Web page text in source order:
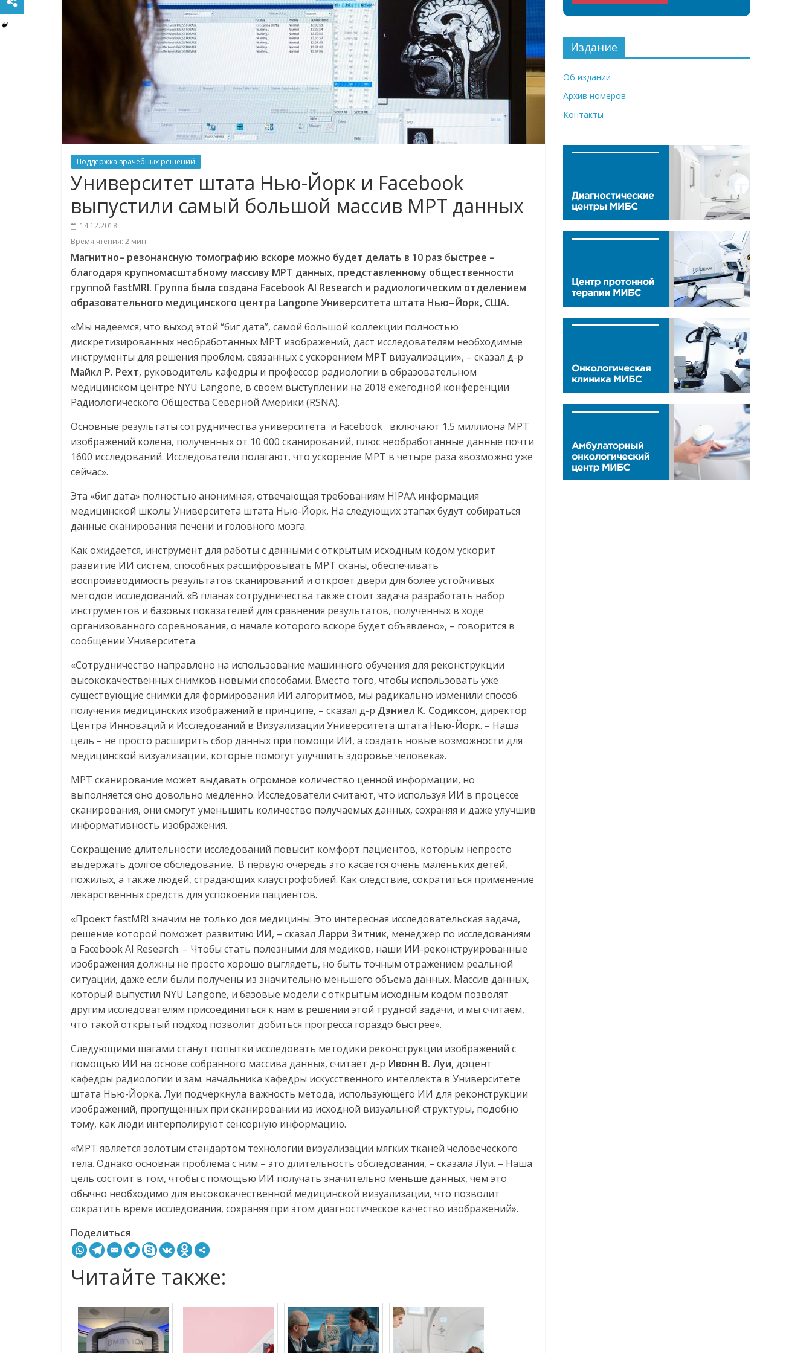
Поддержка врачебных решений
Университет штата Нью-Йорк и Facebook
выпустили самый большой массив МРТ данных
14.12.2018
Время чтения: 2 мин.
Магнитно– резонансную томографию вскоре можно будет делать в 10 раз быстрее –
благодаря крупномасштабному массиву МРТ данных, представленному общественности
группой fastMRI. Группа была создана FacebookAI Research и радиологическим отделением
образовательного медицинского центра Langone Университета штата Нью–Йорк, США.
«Мы надеемся, что выход этой “биг дата”, самой большой коллекции полностью
дискретизированных необработанных МРТ изображений, даст исследователям необходимые
инструменты для решения проблем, связанных с ускорением МРТ визуализации», – сказал д-р
Майкл Р. Рехт, руководитель кафедры и профессор радиологии в образовательном
медицинском центре NYU Langone, в своем выступлении на 2018 ежегодной конференции
Радиологического Общества Северной Америки (RSNA).
Основные результаты сотрудничества университета и Facebook включают 1.5 миллиона МРТ
изображений колена, полученных от 10 000 сканирований, плюс необработанные данные почти
1600 исследований. Исследователи полагают, что ускорение МРТ в четыре раза «возможно уже
сейчас».
Эта «биг дата» полностью анонимная, отвечающая требованиям HIPAA информация
медицинской школы Университета штата Нью-Йорк. На следующих этапах будут собираться
данные сканирования печени и головного мозга.
Как ожидается, инструмент для работы с данными с открытым исходным кодом ускорит
развитие ИИ систем, способных расшифровывать МРТ сканы, обеспечивать
воспроизводимость результатов сканирований и откроет двери для более устойчивых
методов исследований. «В планах сотрудничества также стоит задача разработать набор
инструментов и базовых показателей для сравнения результатов, полученных в ходе
организованного соревнования, о начале которого вскоре будет объявлено», – говорится в
сообщении Университета.
«Сотрудничество направлено на использование машинного обучения для реконструкции
высококачественных снимков новыми способами. Вместо того, чтобы использовать уже
существующие снимки для формирования ИИ алгоритмов, мы радикально изменили способ
получения медицинских изображений в принципе, – сказал д-р Дэниел К. Содиксон, директор
Центра Инноваций и Исследований в Визуализации Университета штата Нью-Йорк. – Наша
цель – не просто расширить сбор данных при помощи ИИ, а создать новые возможности для
медицинской визуализации, которые помогут улучшить здоровье человека».
МРТ сканирование может выдавать огромное количество ценной информации, но
выполняется оно довольно медленно. Исследователи считают, что используя ИИ в процессе
сканирования, они смогут уменьшить количество получаемых данных, сохраняя и даже улучшив
информативность изображения.
Сокращение длительности исследований повысит комфорт пациентов, которым непросто
выдержать долгое обследование. В первую очередь это касается очень маленьких детей,
пожилых, а также людей, страдающих клаустрофобией. Как следствие, сократиться применение
лекарственных средств для успокоения пациентов.
«Проект fastMRI значим не только доя медицины. Это интересная исследовательская задача,
решение которой поможет развитию ИИ, – сказал Ларри Зитник, менеджер по исследованиям
в Facebook AI Research. – Чтобы стать полезными для медиков, наши ИИ-реконструированные
изображения должны не просто хорошо выглядеть, но быть точным отражением реальной
ситуации, даже если были получены из значительно меньшего объема данных. Массив данных,
который выпустил NYU Langone, и базовые модели с открытым исходным кодом позволят
другим исследователям присоединиться к нам в решении этой трудной задачи, и мы считаем,
что такой открытый подход позволит добиться прогресса гораздо быстрее».
Следующими шагами станут попытки исследовать методики реконструкции изображений с
помощью ИИ на основе собранного массива данных, считает д-р Ивонн В. Луи, доцент
кафедры радиологии и зам. начальника кафедры искусственного интеллекта в Университете
штата Нью-Йорка. Луи подчеркнула важность метода, использующего ИИ для реконструкции
изображений, пропущенных при сканировании из исходной визуальной структуры, подобно
тому, как люди интерполируют сенсорную информацию.
«МРТ является золотым стандартом технологии визуализации мягких тканей человеческого
тела. Однако основная проблема с ним – это длительность обследования, – сказала Луи. – Наша
цель состоит в том, чтобы с помощью ИИ получать значительно меньше данных, чем это
обычно необходимо для высококачественной медицинской визуализации, что позволит
сократить время исследования, сохраняя при этом диагностическое качество изображений».
Поделиться
Читайте также:
Издание
Об издании
Архив номеров
Контакты